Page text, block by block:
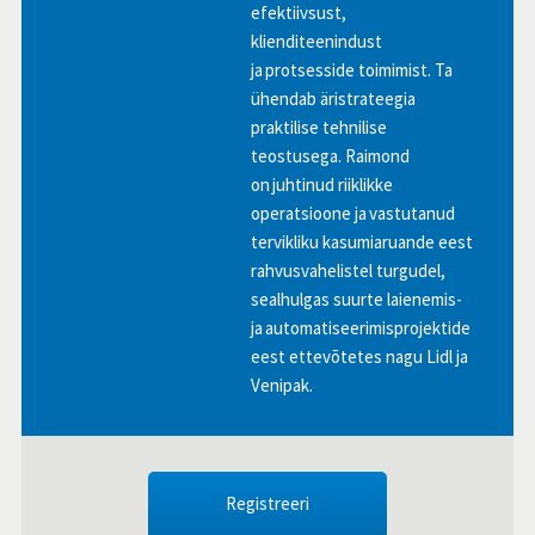
efektiivsust,
klienditeenindust
ja protsesside toimimist. Ta
ühendab äristrateegia
praktilise tehnilise
teostusega. Raimond
on juhtinud riiklikke
operatsioone ja vastutanud
tervikliku kasumiaruande eest
rahvusvahelistel turgudel,
sealhulgas suurte laienemis-
ja automatiseerimisprojektide
eest ettevõtetes nagu Lidl ja
Venipak.
Registreeri